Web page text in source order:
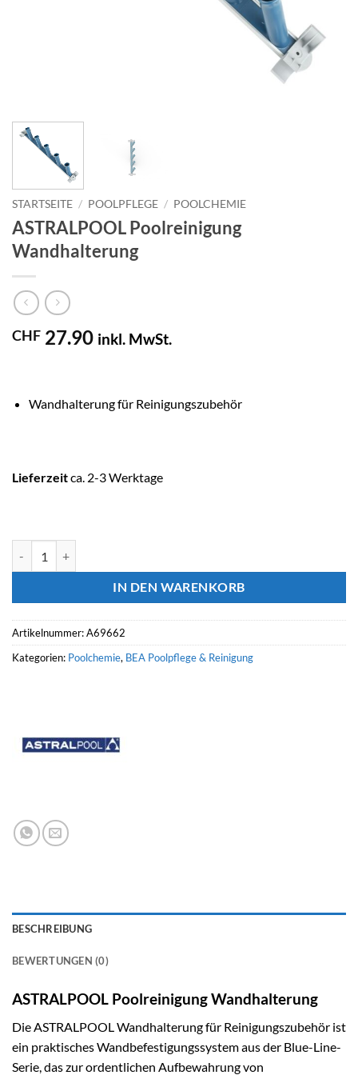
STARTSEITE / POOLPFLEGE / POOLCHEMIE
ASTRALPOOL Poolreinigung
Wandhalterung
CHF 27.90 inkl. MwSt.
Wandhalterung für Reinigungszubehör
Lieferzeitca. 2-3 Werktage
IN DEN WARENKORB
Artikelnummer:A69662
Kategorien: Poolchemie, BEA Poolpflege & Reinigung
BESCHREIBUNG
BEWERTUNGEN (0)
ASTRALPOOL Poolreinigung Wandhalterung
Die ASTRALPOOL Wandhalterung für Reinigungszubehör ist
ein praktisches Wandbefestigungssystem aus der Blue-Line-
Serie, das zur ordentlichen Aufbewahrung von